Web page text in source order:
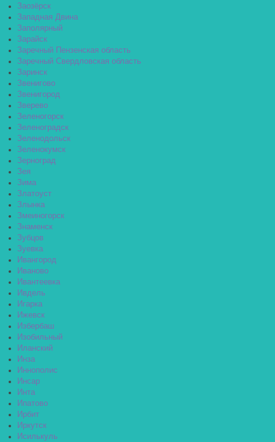
Заозёрск
Западная Двина
Заполярный
Зарайск
Заречный Пензенская область
Заречный Свердловская область
Заринск
Звенигово
Звенигород
Зверево
Зеленогорск
Зеленоградск
Зеленодольск
Зеленокумск
Зерноград
Зея
Зима
Златоуст
Злынка
Змеиногорск
Знаменск
Зубцов
Зуевка
Ивангород
Иваново
Ивантеевка
Ивдель
Игарка
Ижевск
Избербаш
Изобильный
Иланский
Инза
Иннополис
Инсар
Инта
Ипатово
Ирбит
Иркутск
Исилькуль